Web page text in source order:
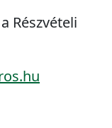
Részvételi